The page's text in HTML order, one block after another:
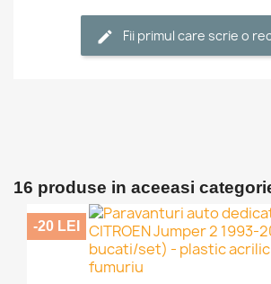
Fii primul care scrie o
16 produse in aceeasi
-20 LEI